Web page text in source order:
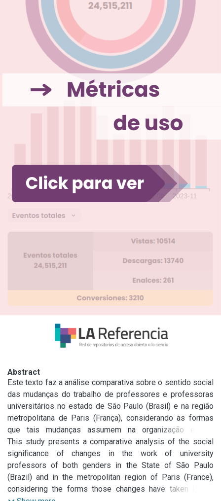
Abstract
Este texto faz a análise comparativa sobre o sentido social
das mudanças do trabalho de professores e professoras
universitários no estado de São Paulo (Brasil) e na região
metropolitana de Paris (França), considerando as formas
que tais mudanças assumem na organização e nas
condições de trabalho. Indaga sobre as formas precárias e
flexíveis do trabalho e do emprego, sob diferentes
aspectos, de professores em universidades públicas e
sobre o papel do Estado e das políticas públicas na
organização do trabalho docente e nas condições em que
This study presents a comparative analysis of the social
significance of changes in the work of university
professors of both genders in the State of São Paulo
(Brazil) and in the metropolitan region of Paris (France),
considering the forms those changes have taken in the